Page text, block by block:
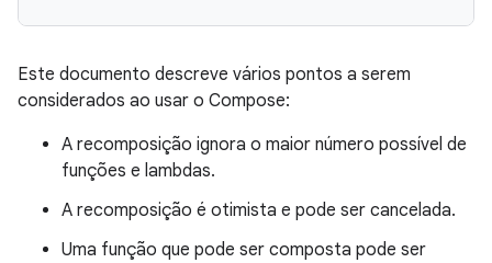
Este documento descreve vários pontos a serem
considerados ao usar o Compose:
A recomposição ignora o maior número possível de
funções e lambdas.
A recomposição é otimista e pode ser cancelada.
Uma função que pode ser composta pode ser